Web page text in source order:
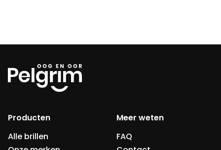
Producten
Alle brillen
Meer weten
FAQ